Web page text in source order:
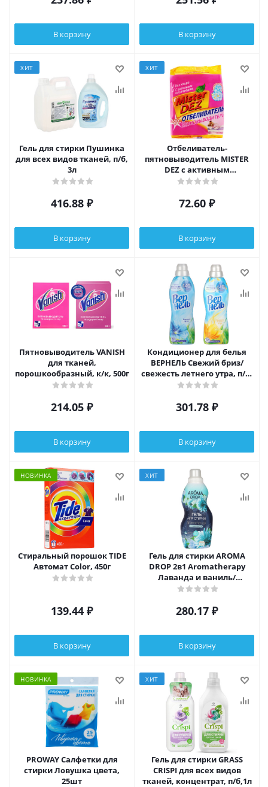
В корзину В корзину
ХИТ
Гель для стирки Пушинка
для всех видов тканей, п/б,
3л
416.88 ₽
В корзину
ХИТ
Отбеливатель-
пятновыводитель MISTER
DEZ с активным
кислородом, пакет, 300г
72.60 ₽
В корзину
Пятновыводитель VANISH
для тканей,
порошкообразный, к/к, 500г
214.05 ₽
В корзину
Кондиционер для белья
ВЕРНЕЛЬ Свежий бриз/
свежесть летнего утра, п/б,
0, 91л
301.78 ₽
В корзину
НОВИНКА
Стиральный порошок TIDE
Автомат Color, 450г
139.44 ₽
В корзину
ХИТ
Гель для стирки AROMA
DROP 2в1 Aromatherapy
Лаванда и ваниль/
Свежесть лотоса, п/б, 1000г
280.17 ₽
В корзину
НОВИНКА
PROWAY Салфетки для
стирки Ловушка цвета,
25шт
ХИТ
Гель для стирки GRASS
CRISPI для всех видов
тканей, концентрат, п/б,1л